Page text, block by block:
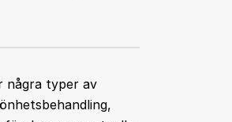
några typer av